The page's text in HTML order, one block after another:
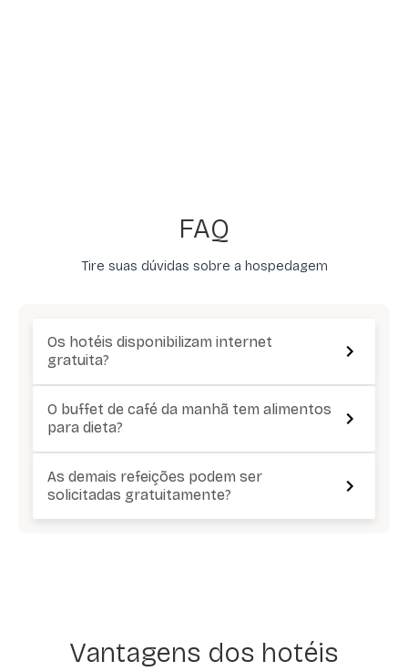
FAQ
Tire suas dúvidas sobre a hospedagem
Os hotéis disponibilizam internet
gratuita?
O buffet de café da manhã tem alimentos
para dieta?
As demais refeições podem ser
solicitadas gratuitamente?
Vantagens dos hotéis